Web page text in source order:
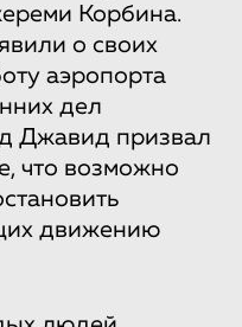
Корбина.
о своих
аэропорта
дел
Джавид призвал
что возможно
движению